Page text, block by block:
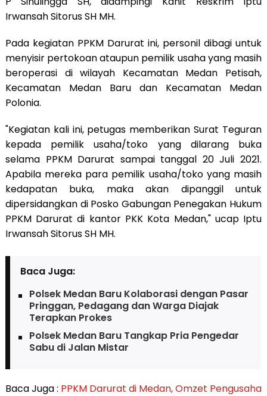
Irwansah Sitorus SH MH.
Pada kegiatan PPKM Darurat ini, personil dibagi untuk
menyisir pertokoan ataupun pemilik usaha yang masih
beroperasi di wilayah Kecamatan Medan Petisah,
Kecamatan Medan Baru dan Kecamatan Medan
Polonia.
"Kegiatan kali ini, petugas memberikan Surat Teguran
kepada pemilik usaha/toko yang dilarang buka
selama PPKM Darurat sampai tanggal 20 Juli 2021.
Apabila mereka para pemilik usaha/toko yang masih
kedapatan buka, maka akan dipanggil untuk
dipersidangkan di Posko Gabungan Penegakan Hukum
PPKM Darurat di kantor PKK Kota Medan," ucap Iptu
Irwansah Sitorus SH MH.
Baca Juga:
Polsek Medan Baru Kolaborasi dengan Pasar
Pringgan, Pedagang dan Warga Diajak
Terapkan Prokes
Polsek Medan Baru Tangkap Pria Pengedar
Sabu di Jalan Mistar
Baca Juga : PPKM Darurat di Medan, Omzet Pengusaha